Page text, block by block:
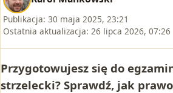
Publikacja: 30 maja 2025, 23:21
Ostatnia aktualizacja: 26 lipca 2026, 07:26
Przygotowujesz się do
strzelecki? Sprawdź, jak